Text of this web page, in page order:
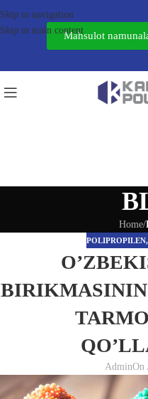
Skip to navigation
Skip to main contentMahsulot
Home/
POLIPROPILEN,
AdminOn